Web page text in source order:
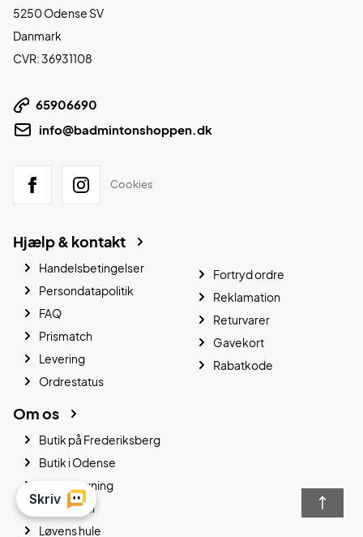
5250 Odense SV
Danmark
CVR: 36931108
65906690
info@badmintonshoppen.dk
Cookies
Hjælp & kontakt
Handelsbetingelser
Persondatapolitik
FAQ
Prismatch
Levering
Ordrestatus
Fortryd ordre
Reklamation
Returvarer
Gavekort
Rabatkode
Om os
Butik på Frederiksberg
Butik i Odense
Opstrengning
B2B Portal
Løvens hule